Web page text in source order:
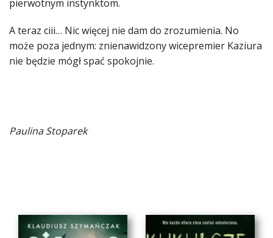
pierwotnym instynktom.
A teraz ciii… Nic więcej nie dam do zrozumienia. No
może poza jednym: znienawidzony wicepremier Kaziura
nie będzie mógł spać spokojnie.
Paulina Stoparek